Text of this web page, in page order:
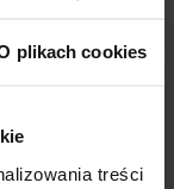
plikach cookies
treści